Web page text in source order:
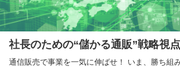
社長のための“儲かる通販”戦略視点
通信販売で事業を一気に伸ばせ！ いま、勝ち組